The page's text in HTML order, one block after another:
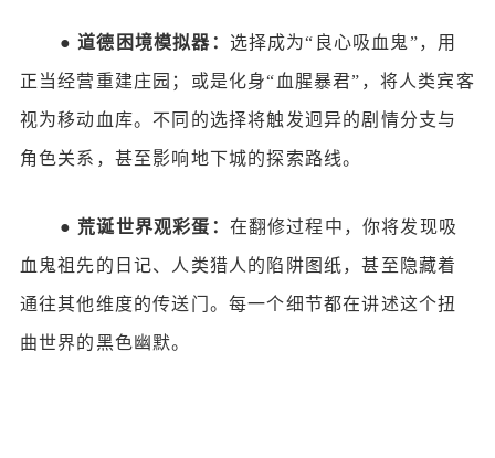
● 道德困境模拟器： 选择成为“良心吸血鬼”，用
正当经营重建庄园；或是化身“血腥暴君”，将人类宾客
视为移动血库。不同的选择将触发迥异的剧情分支与
角色关系，甚至影响地下城的探索路线。
● 荒诞世界观彩蛋： 在翻修过程中，你将发现吸
血鬼祖先的日记、人类猎人的陷阱图纸，甚至隐藏着
通往其他维度的传送门。每一个细节都在讲述这个扭
曲世界的黑色幽默。